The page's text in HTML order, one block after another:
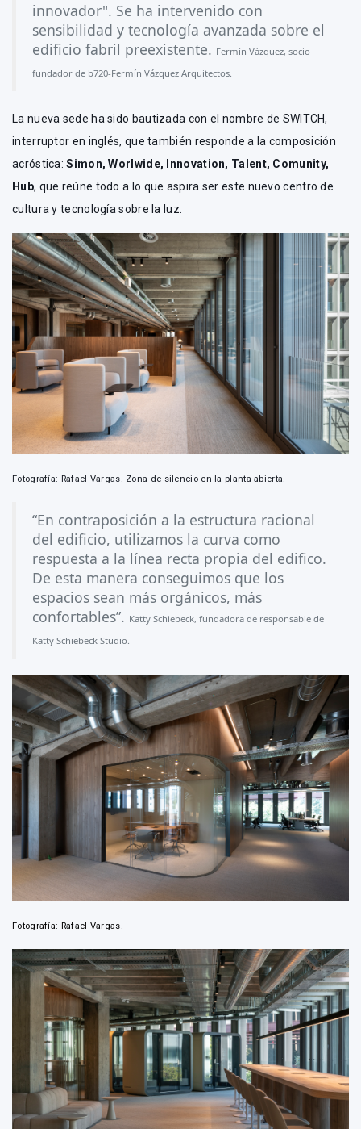
innovador". Se ha intervenido con
sensibilidad y tecnología avanzada sobre el
edificio fabril preexistente. Fermín Vázquez, socio
fundador de b720-Fermín Vázquez Arquitectos.
La nueva sede ha sido bautizada con el nombre de SWITCH,
interruptor en inglés, que también responde a la composición
acróstica:Simon, Worlwide, Innovation, Talent, Comunity,
Hub, que reúne todo a lo que aspira ser este nuevo centro de
cultura y tecnología sobre la luz.
Fotografía: Rafael Vargas. Zona de silencio en la planta abierta.
“En contraposición a la estructura racional
del edificio, utilizamos la curva como
respuesta a la línea recta propia del edifico.
De esta manera conseguimos que los
espacios sean más orgánicos, más
confortables”. Katty Schiebeck, fundadora de responsable de
Katty Schiebeck Studio.
Fotografía: Rafael Vargas.